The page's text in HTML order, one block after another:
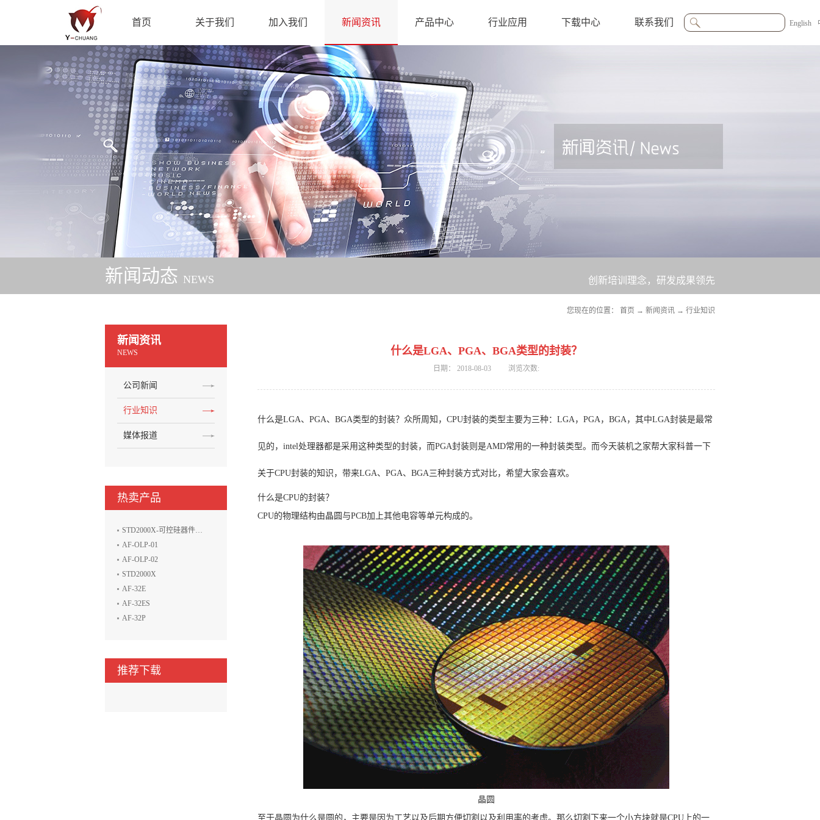
English
首页 关于我们 加入我们 新闻资讯 产品中心 行业应用 下载中心 联系我们
新闻动态 NEWS 创新培训理念，研发成果领先
新闻资讯
NEWS
公司新闻
行业知识
媒体报道
热卖产品
STD2000X-可控硅器件电性能参数生产线测试系统
AF-OLP-01
AF-OLP-02
STD2000X
AF-32E
AF-32ES
AF-32P
推荐下载
您现在的位置： 首页 → 新闻资讯 → 行业知识
什么是LGA、PGA、BGA类型的封装？
日期： 2018-08-03 浏览次数:
什么是LGA、PGA、BGA类型的封装？众所周知，CPU封装的类型主要为三种：LGA，PGA，BGA，其中LGA封装是最常
见的，intel处理器都是采用这种类型的封装，而PGA封装则是AMD常用的一种封装类型。而今天装机之家帮大家科普一下
关于CPU封装的知识，带来LGA、PGA、BGA三种封装方式对比，希望大家会喜欢。
什么是CPU的封装？
CPU的物理结构由晶圆与PCB加上其他电容等单元构成的。
晶圆
至于晶圆为什么是圆的，主要是因为工艺以及后期方便切割以及利用率的考虑。那么切割下来一个小方块就是CPU上的一